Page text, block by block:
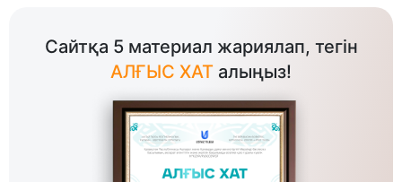
Сайтқа 5 материал жариялап, тегін
АЛҒЫС ХАТ алыңыз!